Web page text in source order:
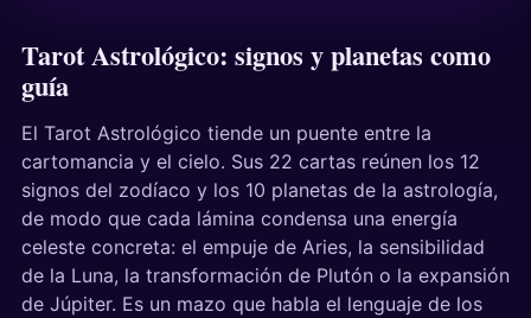
Tarot Astrológico: signos y planetas como
guía
El Tarot Astrológico tiende un puente entre la
cartomancia y el cielo. Sus 22 cartas reúnen los 12
signos del zodíaco y los 10 planetas de la astrología,
de modo que cada lámina condensa una energía
celeste concreta: el empuje de Aries, la sensibilidad
de la Luna, la transformación de Plutón o la expansión
de Júpiter. Es un mazo que habla el lenguaje de los